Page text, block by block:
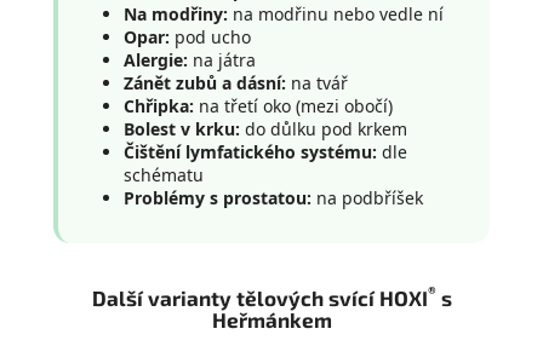
Na modřiny: na modřinu nebo vedle ní
Opar: pod ucho
Alergie: na játra
Zánět zubů a dásní: na tvář
Chřipka: na třetí oko (mezi obočí)
Bolest v krku: do důlku pod krkem
Čištění lymfatického systému: dle
schématu
Problémy s prostatou: na podbříšek
Další varianty tělových svící HOXI®s
Heřmánkem